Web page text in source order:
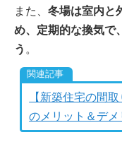
また、 冬場は室内と
め、定期的な換気で
う 。
【新築住宅の間
のメリット＆デメ